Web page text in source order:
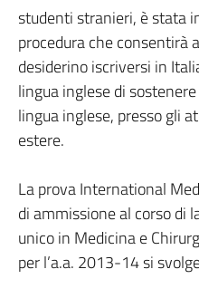
studenti stranieri, è stata
procedura che consentirà
desiderino iscriversi in
lingua inglese di
lingua inglese, presso gli
estere.
La prova International
di ammissione al corso di
unico in Medicina e
per l’a.a. 2013-14 si